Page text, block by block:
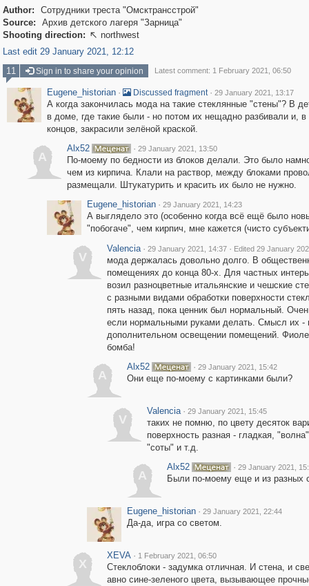
Author:
Сотрудники треста "Омсктрансстрой"
Source:
Архив детского лагеря "Зарница"
Shooting direction:  northwest
Last edit 29 January 2021, 12:12
11
Sign in to share your opinion Latest comment: 1 February 2021, 06:50
Eugene_historian · Discussed fragment · 29 January 2021, 13:17
А когда закончилась мода на такие стеклянные "стены"? В
в доме, где такие были - но потом их нещадно разбивали и, в
концов, закрасили зелёной краской.
A
Alx52 · 29 January 2021, 13:50
По-моему по бедности из блоков делали. Это было
чем из кирпича. Клали на раствор, между блоками
размещали. Штукатурить и красить их было не нужно.
Eugene_historian · 29 January 2021, 14:23
А выглядело это (особенно когда всё ещё было
"побогаче", чем кирпич, мне кажется (чисто
V
Valencia · 29 January 2021, 14:37 · Edited 29 January
мода держалась довольно долго. В
помещениях до конца 80-х. Для частных
возил разноцветные итальянские и чешские
с разными видами обработки поверхности
пять назад, пока ценник был нормальный.
если нормальными руками делать. Смысл их -
дополнительном освещении помещений.
бомба!
A
Alx52 · 29 January 2021, 15:42
Они еще по-моему с картинками были?
V
Valencia · 29 January 2021, 15:45
таких не помню, по цвету десяток
поверхность разная - гладкая,
"соты" и т.д.
A
Alx52 · 29 January 2021,
Были по-моему еще и из разных
Eugene_historian · 29 January 2021, 22:44
Да-да, игра со светом.
X
XEVA · 1 February 2021, 06:50
Стеклоблоки - задумка отличная. И стена, и
авно сине-зеленого цвета, вызывающее